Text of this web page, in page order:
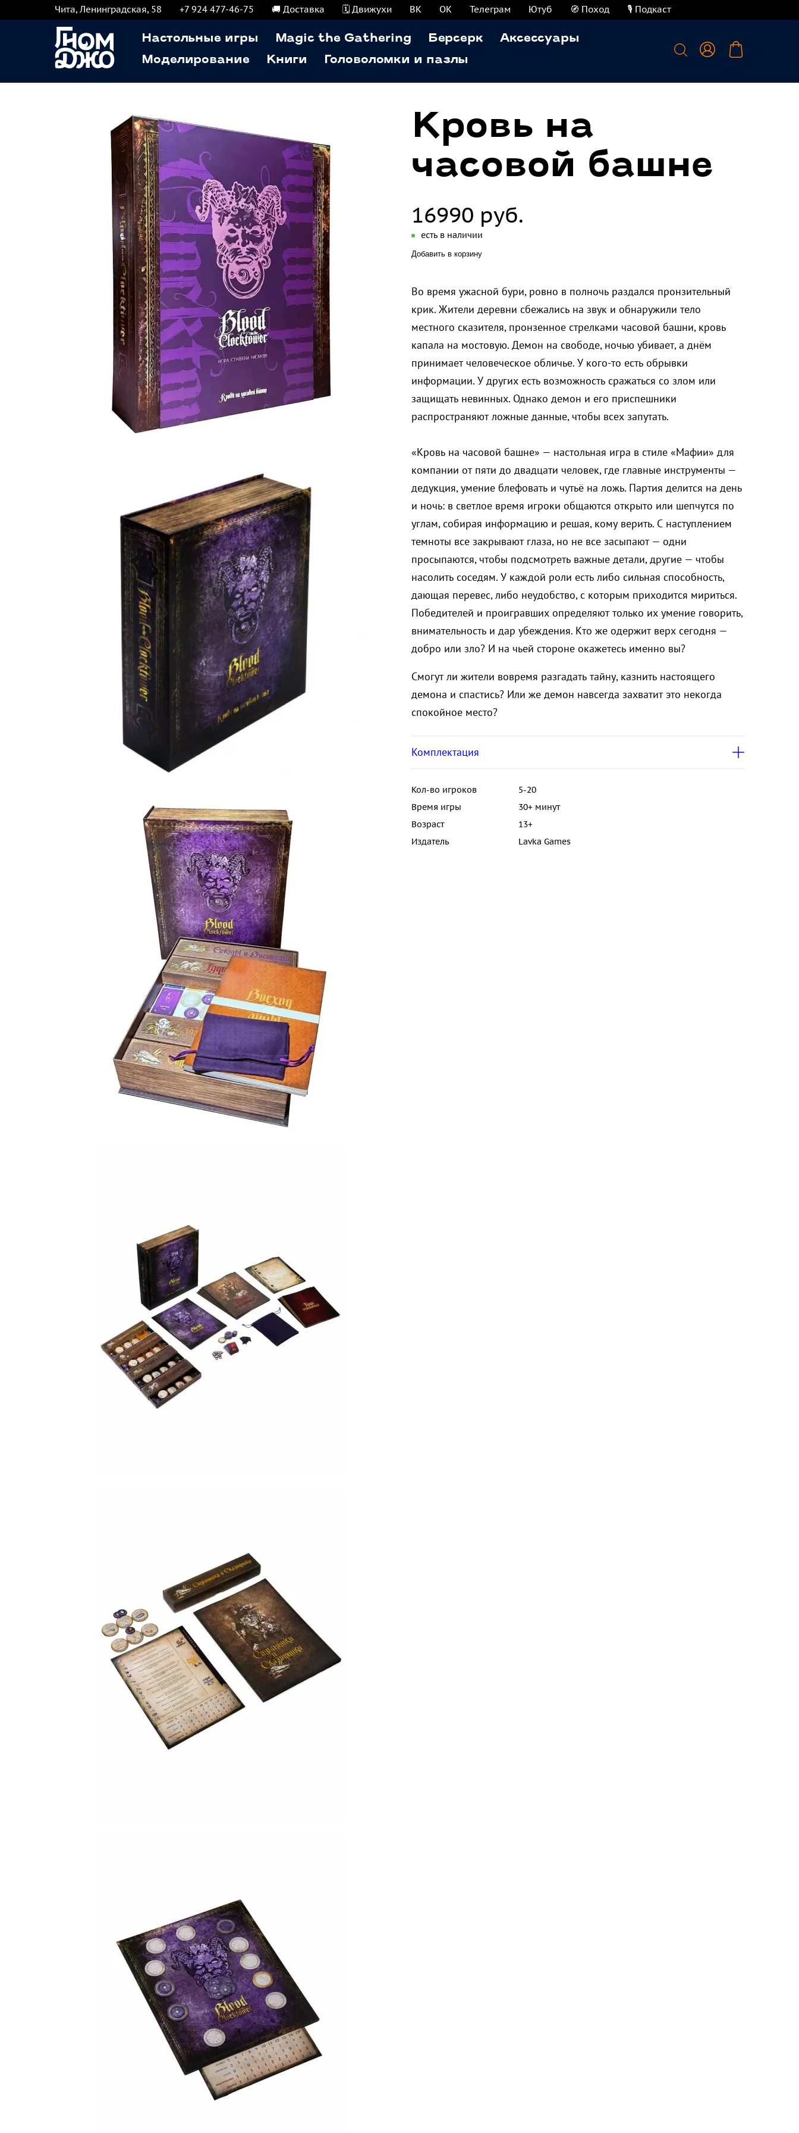
Чита, Ленинградская, 58 +7 924 477-46-75 🚚 Доставка 🗓️ Движухи ВК ОК Телеграм Ютуб 🧭 Поход 🎙️ Подкаст
Настольные игры Magic the Gathering Берсерк
Аксессуары
Моделирование
Книги Головоломки и пазлы
Кровь на
часовой башне
16990 руб.
есть в наличии
Добавить в корзину
Во время ужасной бури, ровно в полночь раздался пронзительный
крик. Жители деревни сбежались на звук и обнаружили тело
местного сказителя, пронзенное стрелками часовой башни, кровь
капала на мостовую. Демон на свободе, ночью убивает, а днём
принимает человеческое обличье. У кого-то есть обрывки
информации. У других есть возможность сражаться со злом или
защищать невинных. Однако демон и его приспешники
распространяют ложные данные, чтобы всех запутать.
«Кровь на часовой башне» — настольная игра в стиле «Мафии» для
компании от пяти до двадцати человек, где главные инструменты —
дедукция, умение блефовать и чутьё на ложь. Партия делится на день
и ночь: в светлое время игроки общаются открыто или шепчутся по
углам, собирая информацию и решая, кому верить. С наступлением
темноты все закрывают глаза, но не все засыпают — одни
просыпаются, чтобы подсмотреть важные детали, другие — чтобы
насолить соседям. У каждой роли есть либо сильная способность,
дающая перевес, либо неудобство, с которым приходится мириться.
Победителей и проигравших определяют только их умение говорить,
внимательность и дар убеждения. Кто же одержит верх сегодня —
добро или зло? И на чьей стороне окажетесь именно вы?
Смогут ли жители вовремя разгадать тайну, казнить настоящего
демона и спастись? Или же демон навсегда захватит это некогда
спокойное место?
Комплектация
Кол-во игроков
5-20
Время игры
30+ минут
Возраст
13+
Издатель
Lavka Games